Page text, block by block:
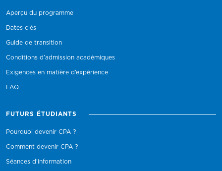
Aperçu du programme
Dates clés
Guide de transition
Conditions d’admission académiques
Exigences en matière d’expérience
FAQ
FUTURS ÉTUDIANTS
Pourquoi devenir CPA ?
Comment devenir CPA ?
Séances d’information